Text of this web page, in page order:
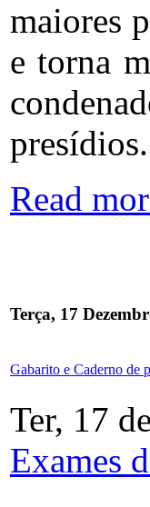
maiores
e torna
presídios.
Read
Terça, 17
Gabarito e Caderno de
Ter, 17
Exames